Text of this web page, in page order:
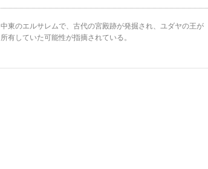
中東のエルサレムで、古代の宮殿跡が発掘され、ユダヤの王が
所有していた可能性が指摘されている。